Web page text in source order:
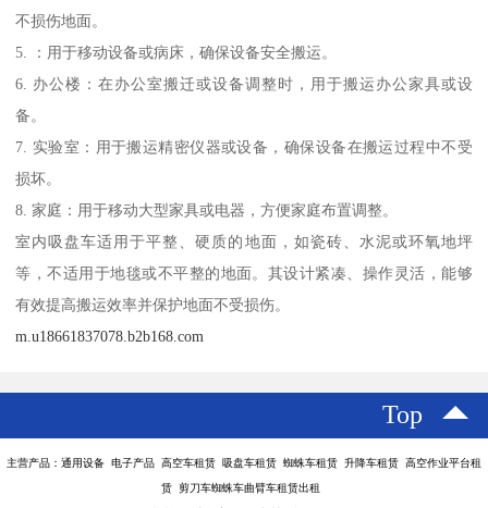
不损伤地面。
5. ：用于移动设备或病床，确保设备安全搬运。
6. 办公楼：在办公室搬迁或设备调整时，用于搬运办公家具或设
备。
7. 实验室：用于搬运精密仪器或设备，确保设备在搬运过程中不受
损坏。
8. 家庭：用于移动大型家具或电器，方便家庭布置调整。
室内吸盘车适用于平整、硬质的地面，如瓷砖、水泥或环氧地坪
等，不适用于地毯或不平整的地面。其设计紧凑、操作灵活，能够
有效提高搬运效率并保护地面不受损伤。
m.u18661837078.b2b168.com
Top
主营产品：通用设备 电子产品 高空车租赁 吸盘车租赁 蜘蛛车租赁 升降车租赁 高空作业平台租
赁 剪刀车蜘蛛车曲臂车租赁出租